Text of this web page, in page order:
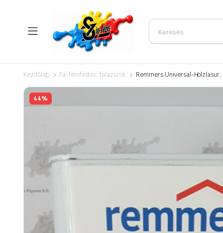
Kezdőlap Fa-fémfestés, falazúrok Remmers Universal-
44%